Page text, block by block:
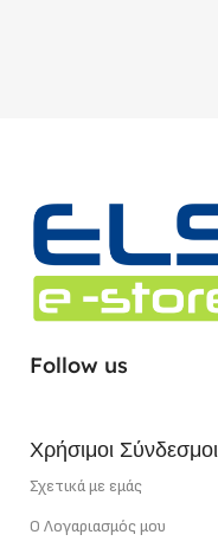
Follow us
Χρήσιμοι Σύνδεσμοι
Σχετικά με εμάς
Ο Λογαριασμός μου